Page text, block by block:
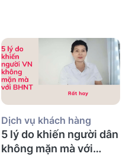
Dịch vụ khách hàng
5 lý do khiến người dân
không mặn mà với